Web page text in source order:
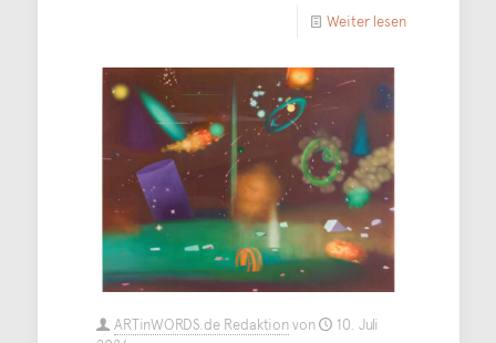
Weiter lesen
ARTinWORDS.de Redaktionvon
10. Juli